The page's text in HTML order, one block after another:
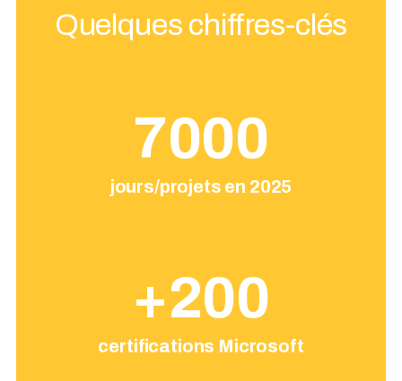
Quelques chiffres-clés
7000
jours/projets en 2025
+200
certifications Microsoft